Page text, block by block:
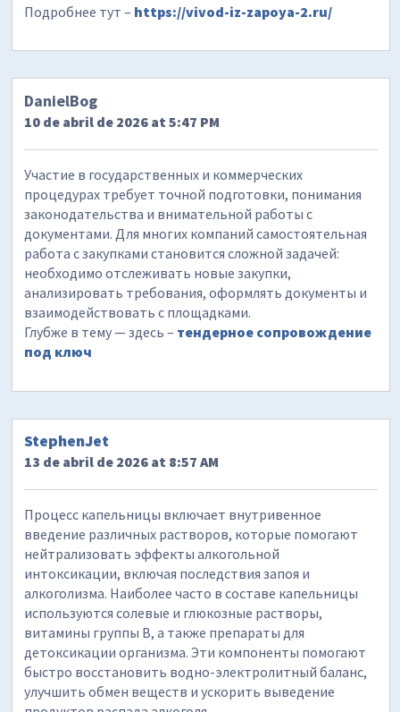
Подробнее тут – https://vivod-iz-zapoya-2.ru/
DanielBog
10 de abril de 2026 at 5:47 PM
Участие в государственных и коммерческих
процедурах требует точной подготовки, понимания
законодательства и внимательной работы с
документами. Для многих компаний самостоятельная
работа с закупками становится сложной задачей:
необходимо отслеживать новые закупки,
анализировать требования, оформлять документы и
взаимодействовать с площадками.
Глубже в тему — здесь – тендерное сопровождение
под ключ
StephenJet
13 de abril de 2026 at 8:57 AM
Процесс капельницы включает внутривенное
введение различных растворов, которые помогают
нейтрализовать эффекты алкогольной
интоксикации, включая последствия запоя и
алкоголизма. Наиболее часто в составе капельницы
используются солевые и глюкозные растворы,
витамины группы B, а также препараты для
детоксикации организма. Эти компоненты помогают
быстро восстановить водно-электролитный баланс,
улучшить обмен веществ и ускорить выведение